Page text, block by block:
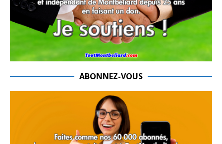
ABONNEZ-VOUS